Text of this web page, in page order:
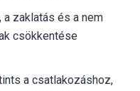
a zaklatás és a nem
csökkentése
a csatlakozáshoz,